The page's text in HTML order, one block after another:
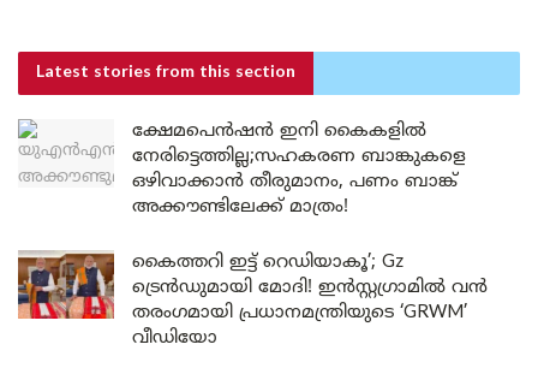
Latest stories from this section
ക്ഷേമപെൻഷൻ ഇനി കൈകളിൽ
നേരിട്ടെത്തില്ല;സഹകരണ ബാങ്കുകളെ
ഒഴിവാക്കാൻ തീരുമാനം, പണം ബാങ്ക്
അക്കൗണ്ടിലേക്ക് മാത്രം!
കൈത്തറി ഇട്ട് റെഡിയാകൂ’; Gz
ട്രെൻഡുമായി മോദി! ഇൻസ്റ്റഗ്രാമിൽ വൻ
തരംഗമായി പ്രധാനമന്ത്രിയുടെ ‘GRWM’
വീഡിയോ